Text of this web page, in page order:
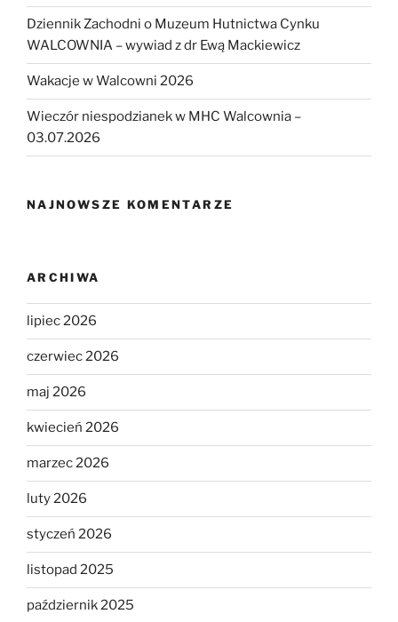
Dziennik Zachodni o Muzeum Hutnictwa Cynku
WALCOWNIA – wywiad z dr Ewą Mackiewicz
Wakacje w Walcowni 2026
Wieczór niespodzianek w MHC Walcownia –
03.07.2026
NAJNOWSZE KOMENTARZE
ARCHIWA
lipiec 2026
czerwiec 2026
maj 2026
kwiecień 2026
marzec 2026
luty 2026
styczeń 2026
listopad 2025
październik 2025